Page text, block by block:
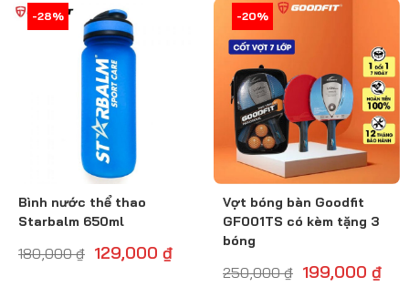
-29%
Bình nước thể thao
Starbalm 650ml
180,000₫ 129,000 ₫
-28% -21%
Vợt bóng bàn Goodfit
GF001TS có kèm tặng 3
bóng
250,000₫ 199,000 ₫
-20%